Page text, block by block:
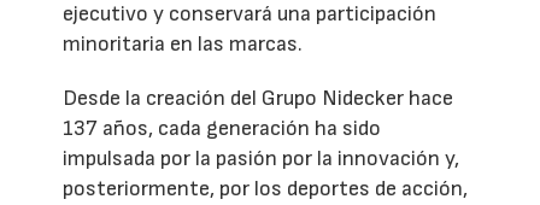
ejecutivo y conservará una participación
minoritaria en las marcas.
Desde la creación del Grupo Nidecker hace
137 años, cada generación ha sido
impulsada por la pasión por la innovación y,
posteriormente, por los deportes de acción,